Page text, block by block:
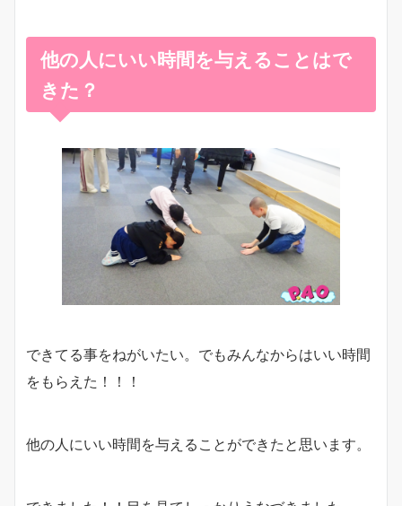
他の人にいい時間を与えることはで
きた？
できてる事をねがいたい。でもみんなからはいい時間
をもらえた！！！
他の人にいい時間を与えることができたと思います。